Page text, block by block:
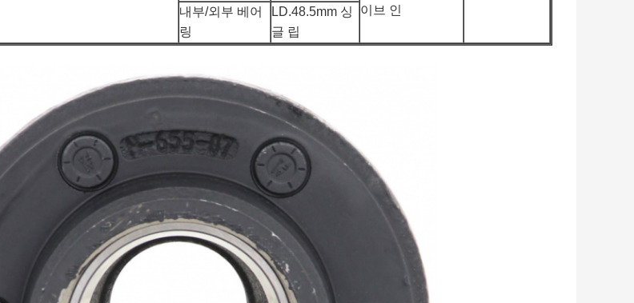
이브 인
내부/외부 베어
링
LD.48.5mm 싱
글 립